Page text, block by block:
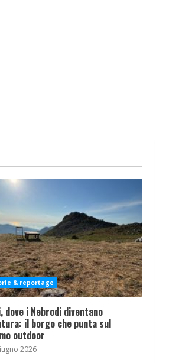
& reportage
dove i Nebrodi diventano
il borgo che punta sul
outdoor
2026